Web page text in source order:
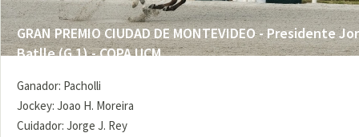
GRAN PREMIO CIUDAD DE MONTEVIDEO - Presidente
Batlle (G 1) - COPA UCM
Ganador: Pacholli
Jockey: Joao H. Moreira
Cuidador: Jorge J. Rey